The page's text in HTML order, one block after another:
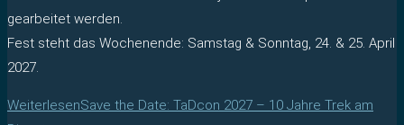
gearbeitet werden.
Fest steht das Wochenende: Samstag & Sonntag, 24. & 25. April
2027.
WeiterlesenSave the Date: TaDcon 2027 – 10 Jahre Trek am